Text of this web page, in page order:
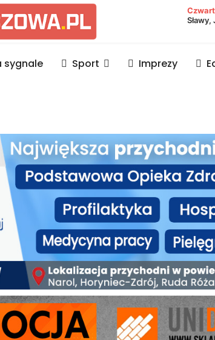
powiat
Sławy,
sygnale Sport Imprezy